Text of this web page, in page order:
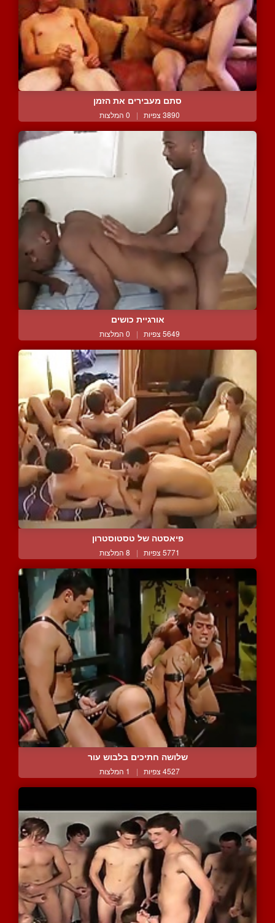
סתם מעבירים את הזמן
3890 צפיות | 0 המלצות
אורגיית כושים
5649 צפיות | 0 המלצות
פיאסטה של טסטוסטרון
5771 צפיות | 8 המלצות
שלושה חתיכים בלבוש עור
4527 צפיות | 1 המלצות